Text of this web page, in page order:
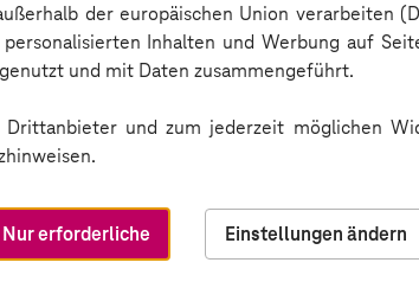
der europäischen Union verarbeiten
Inhalten und Werbung auf
und mit Daten zusammengeführt.
und zum jederzeit möglichen
Nur erforderliche
Einstellungen ändern
CONREN Land AG
Erfolgreiche Transformation